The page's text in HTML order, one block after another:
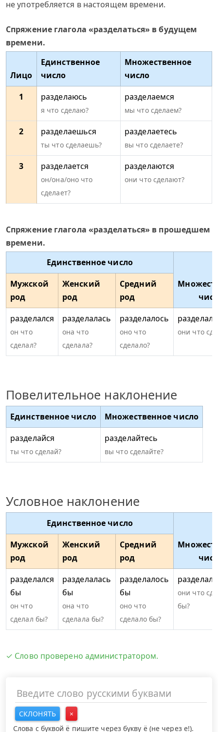
не употребляется в настоящем времени.
Спряжение глагола «разделаться» в будущем
времени.
Лицо
Единственное
число
Множественное
число
1
разделаюсь
я что сделаю?
разделаемся
мы что сделаем?
2 разделаешься
ты что сделаешь?
разделаетесь
вы что сделаете?
3 разделается
он/она/оно что
сделает?
разделаются
они что сделают?
Спряжение глагола «разделаться» в прошедшем
времени.
Единственное число
Мужской
род
Женский
род
Средний
род
разделался
он что
сделал?
разделалась
она что
сделала?
разделалось
оно что
сделало?
они что
Повелительное наклонение
Единственное число
Множественное число
разделайся
ты что сделай?
разделайтесь
вы что сделайте?
Условное наклонение
Единственное число
Мужской
род
Женский
род
Средний
род
разделался
бы
он что
сделал бы?
разделалась
бы
она что
сделала бы?
разделалось
бы
оно что
сделало бы?
они что
бы?
✓ Слово проверено администратором.
СКЛОНЯТЬ
×
Слова с буквой ё пишите через букву ё (не через е!).